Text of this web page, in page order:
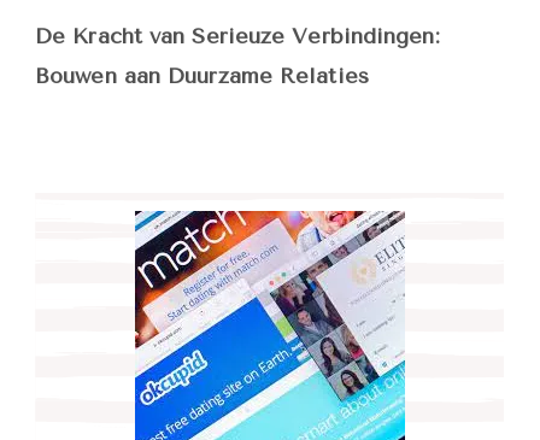
De Kracht van Serieuze Verbindingen:
Bouwen aan Duurzame Relaties